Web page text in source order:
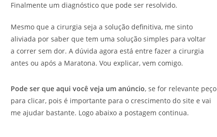
Finalmente um diagnóstico que pode ser resolvido.
Mesmo que a cirurgia seja a solução definitiva, me sinto
aliviada por saber que tem uma solução simples para voltar
a correr sem dor. A dúvida agora está entre fazer a cirurgia
antes ou após a Maratona. Vou explicar, vem comigo.
Pode ser que aqui você veja um anúncio, se for relevante peço
para clicar, pois é importante para o crescimento do site e vai
me ajudar bastante. Logo abaixo a postagem continua.